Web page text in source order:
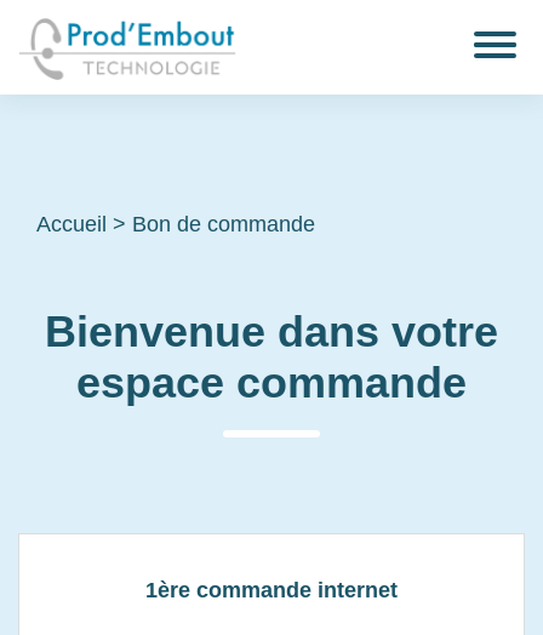
Accueil > Bon de commande
Bienvenue dans votre
espace commande
1ère commande internet